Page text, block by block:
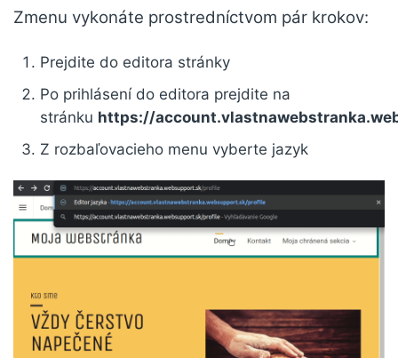
Zmenu vykonáte prostredníctvom pár krokov:
Prejdite do editora stránky
Po prihlásení do editora prejdite na
stránku https://
Z rozbaľovacieho menu vyberte jazyk